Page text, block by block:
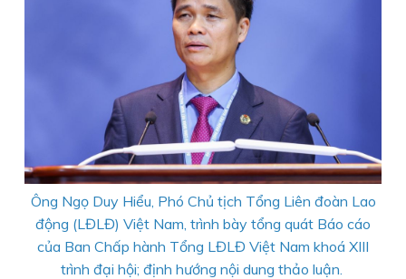
Ông Ngọ Duy Hiểu, Phó Chủ tịch Tổng Liên đoàn Lao
động (LĐLĐ) Việt Nam, trình bày tổng quát Báo cáo
của Ban Chấp hành Tổng LĐLĐ Việt Nam khoá XIII
trình đại hội; định hướng nội dung thảo luận.